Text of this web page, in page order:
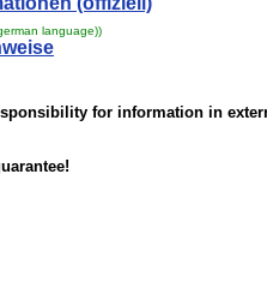
language))
for information in